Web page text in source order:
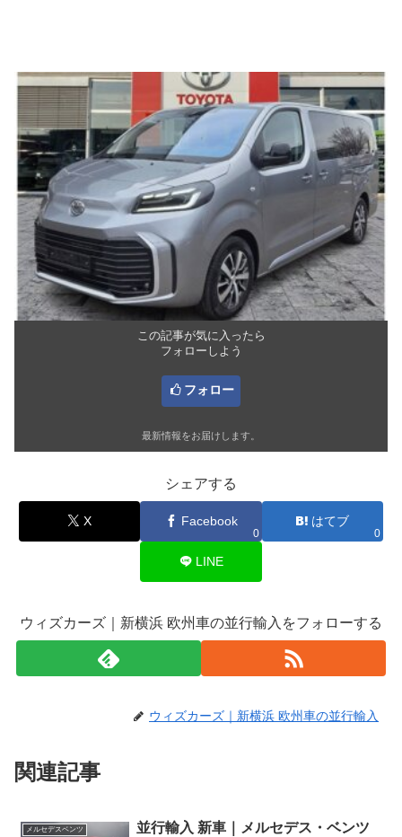
この記事が気に入ったら
フォローしよう
フォロー
最新情報をお届けします。
シェアする
X Facebook
0
はてブ
0
LINE
ウィズカーズ｜新横浜 欧州車の並行輸入をフォローする
ウィズカーズ｜新横浜 欧州車の並行輸入
関連記事
メルセデスベンツ
並行輸入 新車｜メルセデス・ベンツ